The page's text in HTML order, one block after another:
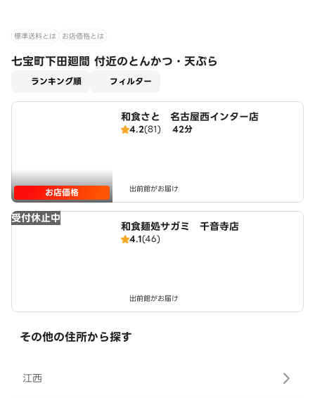
標準送料とは お店価格とは
七宝町下田廻間 付近のとんかつ・天ぷら
ランキング順 フィルター
お店価格
和食さと 名古屋西インター店
4.2(81) 42分
出前館がお届け
受付休止中
和食麺処サガミ 千音寺店
4.1(46)
出前館がお届け
その他の住所から探す
江西